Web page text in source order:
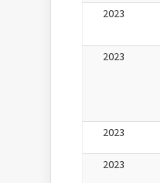
2023
2023
2023
2023